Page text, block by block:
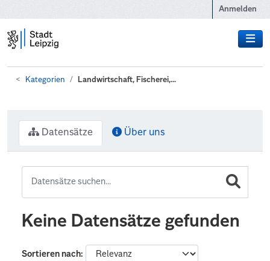
Anmelden
Kategorien Landwirtschaft, Fischerei,...
Datensätze Über uns
Keine Datensätze gefunden
Sortieren nach